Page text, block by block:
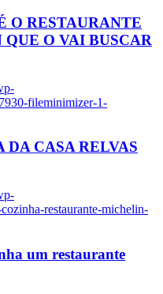
O RESTAURANTE
O VAI BUSCAR
fileminimizer-1-
CASA RELVAS
restaurante-michelin-
um restaurante